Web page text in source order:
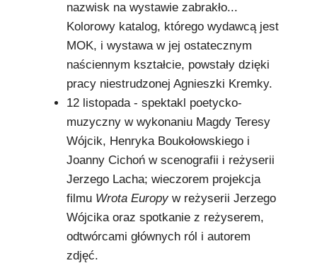
nazwisk na wystawie zabrakło...
Kolorowy katalog, którego wydawcą jest
MOK, i wystawa w jej ostatecznym
naściennym kształcie, powstały dzięki
pracy niestrudzonej Agnieszki Kremky.
12 listopada - spektakl poetycko-
muzyczny w wykonaniu Magdy Teresy
Wójcik, Henryka Boukołowskiego i
Joanny Cichoń w scenografii i reżyserii
Jerzego Lacha; wieczorem projekcja
filmu Wrota Europyw reżyserii Jerzego
Wójcika oraz spotkanie z reżyserem,
odtwórcami głównych ról i autorem
zdjęć.